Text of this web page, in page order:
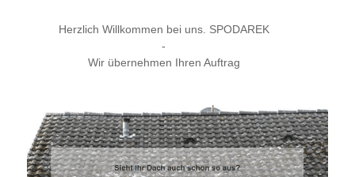
Herzlich Willkommen bei uns. SPODAREK
-
Wir übernehmen Ihren Auftrag